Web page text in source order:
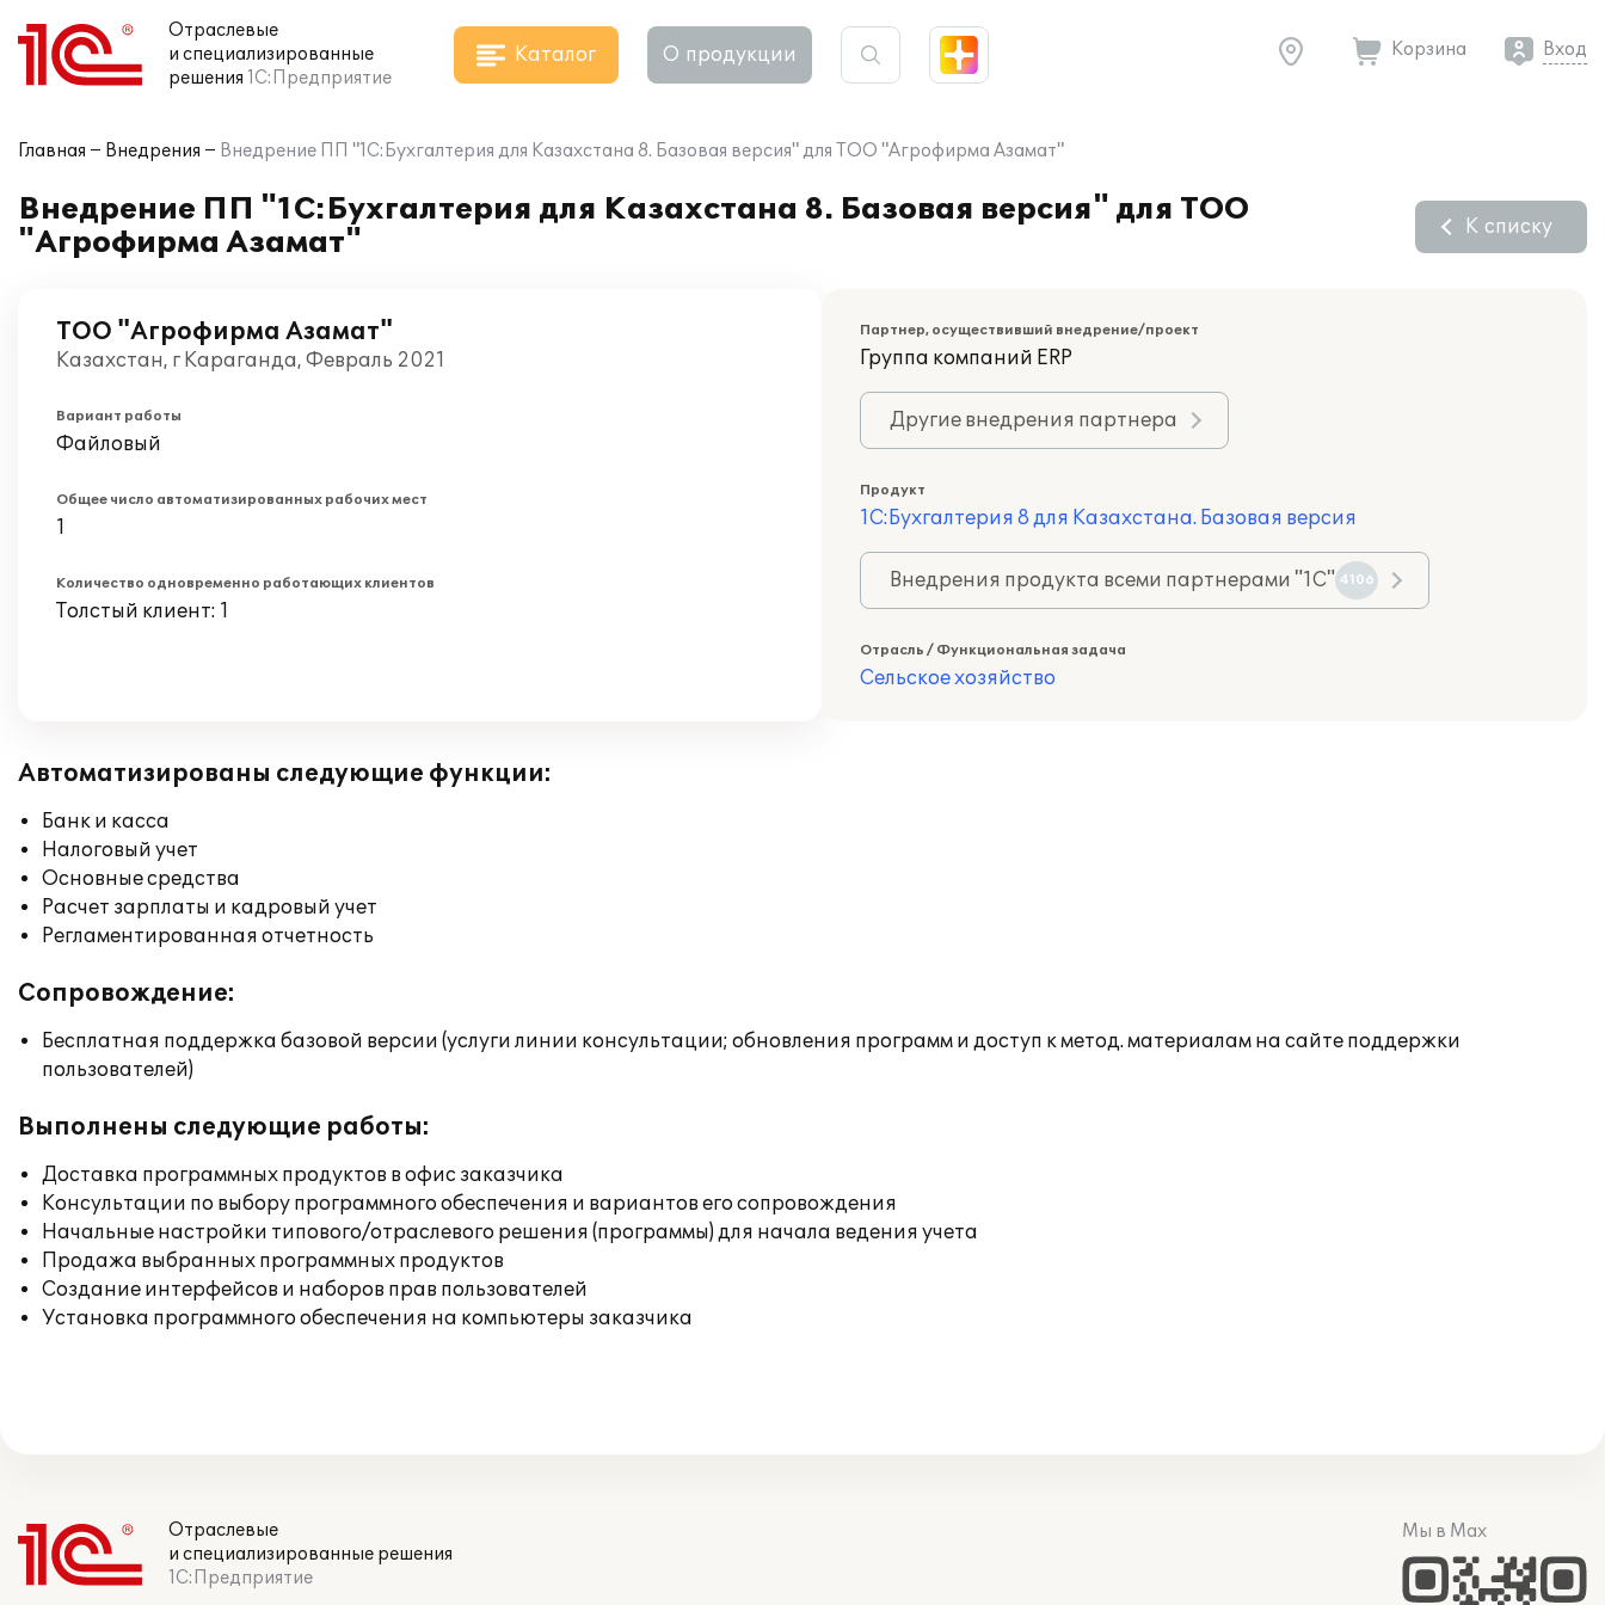
Отраслевые
и специализированные
решения 1С:Предприятие
Каталог О продукции Корзина Вход
Главная Внедрения Внедрение ПП "1С:Бухгалтерия для Казахстана 8. Базовая версия" для ТОО "Агрофирма Азамат"
Внедрение ПП "1С:Бухгалтерия для Казахстана 8. Базовая версия" для ТОО
"Агрофирма Азамат"
К списку
ТОО "Агрофирма Азамат"
Казахстан, г Караганда, Февраль 2021
Вариант работы
Файловый
Общее число автоматизированных рабочих мест
1
Количество одновременно работающих клиентов
Толстый клиент: 1
Партнер, осуществивший внедрение/проект
Группа компаний ERP
Другие внедрения партнера
Продукт
1С:Бухгалтерия 8 для Казахстана. Базовая версия
Внедрения продукта всеми партнерами "1С" 4106
Отрасль / Функциональная задача
Сельское хозяйство
Автоматизированы следующие функции:
Банк и касса
Налоговый учет
Основные средства
Расчет зарплаты и кадровый учет
Регламентированная отчетность
Сопровождение:
Бесплатная поддержка базовой версии (услуги линии консультации; обновления программ и доступ к метод. материалам на сайте поддержки
пользователей)
Выполнены следующие работы:
Доставка программных продуктов в офис заказчика
Консультации по выбору программного обеспечения и вариантов его сопровождения
Начальные настройки типового/отраслевого решения (программы) для начала ведения учета
Продажа выбранных программных продуктов
Создание интерфейсов и наборов прав пользователей
Установка программного обеспечения на компьютеры заказчика
Отраслевые
и специализированные решения
1С:Предприятие
Мы в Max